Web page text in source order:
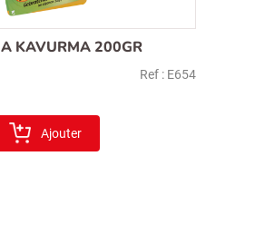
KAVURMA 200GR
Ref : E654
Ajouter